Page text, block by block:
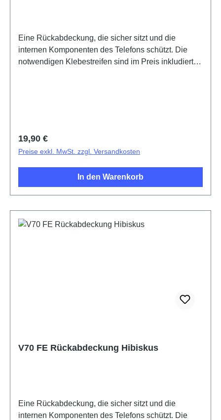
Eine Rückabdeckung, die sicher sitzt und die
internen Komponenten des Telefons schützt. Die
notwendigen Klebestreifen sind im Preis inkludiert
Regulärer Preis:
19,90 €
Preise exkl. MwSt. zzgl. Versandkosten
In den Warenkorb
V70 FE Rückabdeckung Hibiskus
Eine Rückabdeckung, die sicher sitzt und die
internen Komponenten des Telefons schützt. Die